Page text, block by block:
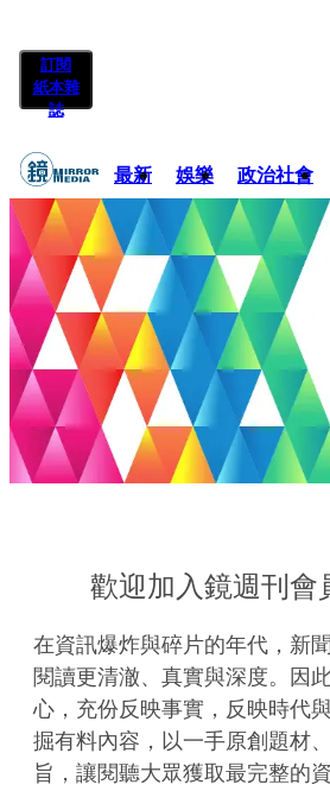
訂閱
紙本雜
誌
最新 娛樂 政治社會
歡迎加入鏡週刊會
在資訊爆炸與碎片的年代，新
閱讀更清澈、真實與深度。因
心，充份反映事實，反映時代
掘有料內容，以一手原創題材
旨，讓閱聽大眾獲取最完整的資